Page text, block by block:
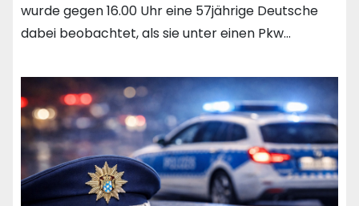
wurde gegen 16.00 Uhr eine 57jährige Deutsche
dabei beobachtet, als sie unter einen Pkw…